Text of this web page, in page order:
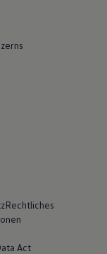
Rechtliches
Act